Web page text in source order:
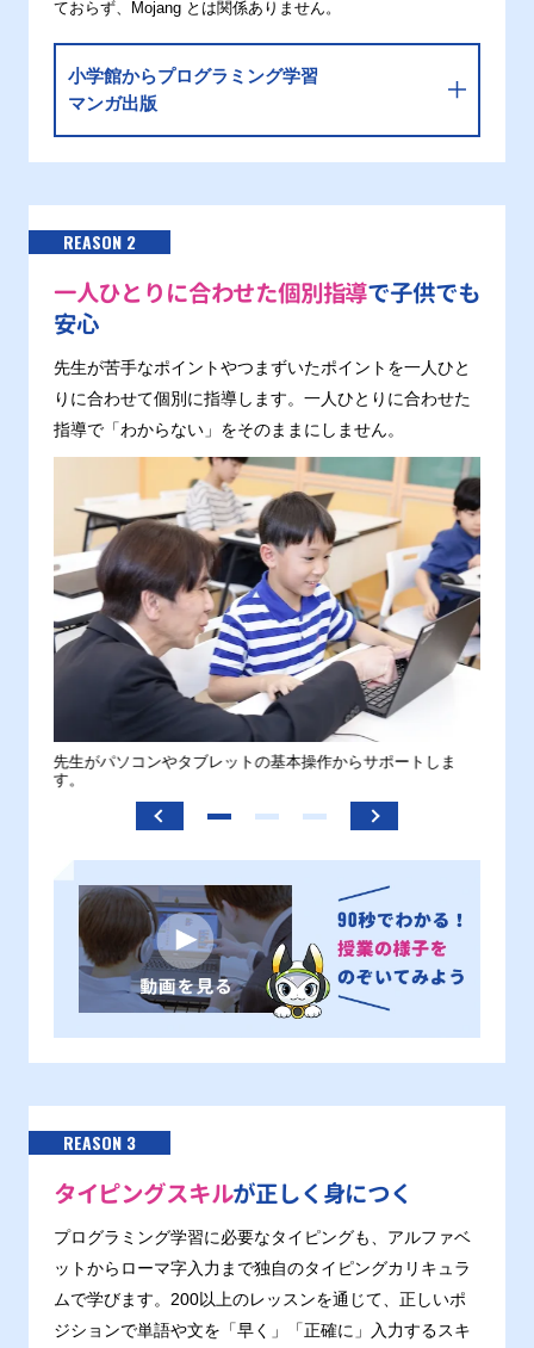
ておらず、Mojang とは関係ありません。
小学館からプログラミング学習
マンガ出版
REASON 2
一人ひとりに合わせた個別指導で子供でも
安心
先生が苦手なポイントやつまずいたポイントを一人ひと
りに合わせて個別に指導します。一人ひとりに合わせた
指導で「わからない」をそのままにしません。
先生がパソコンやタブレットの基本操作からサポートしま
す。
REASON 3
タイピングスキルが正しく身につく
プログラミング学習に必要なタイピングも、アルファベ
ットからローマ字入力まで独自のタイピングカリキュラ
ムで学びます。200以上のレッスンを通じて、正しいポ
ジションで単語や文を「早く」「正確に」入力するスキ